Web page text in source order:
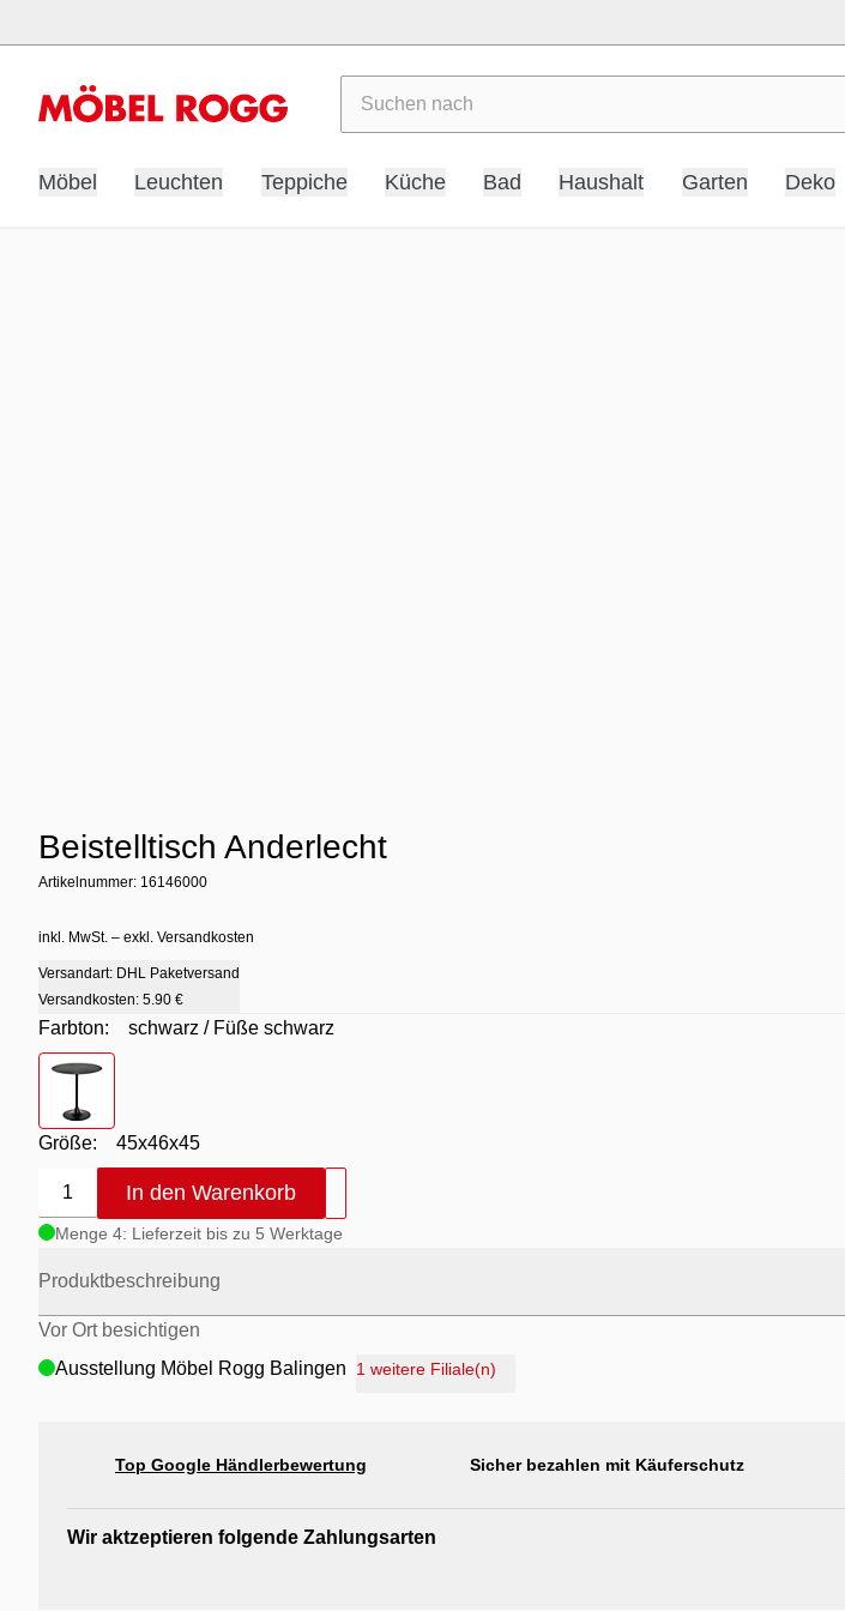
Möbel Leuchten Teppiche Küche Bad Haushalt Garten Deko
Beistelltisch Anderlecht
Artikelnummer: 16146000
inkl. MwSt. – exkl. Versandkosten
Versandart: DHL Paketversand
Versandkosten: 5.90 €
Farbton:
schwarz / Füße schwarz
Farbton
Größe: 45x46x45
1 In den Warenkorb
Menge 4: Lieferzeit bis zu 5 Werktage
Produktbeschreibung
Vor Ort besichtigen
Ausstellung Möbel Rogg Balingen
Ausstellung Rogg & Roll Reutlingen
Ausstellung Möbel Rogg Reutlingen
1 weitere Filiale(n)
Top Google Händlerbewertung Sicher bezahlen mit Käuferschutz
Wir aktzeptieren folgende Zahlungsarten